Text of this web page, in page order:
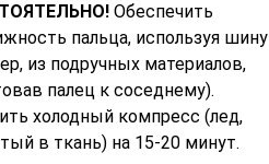
Обеспечить
пальца, используя шину
из подручных материалов,
палец к соседнему).
холодный компресс (лед,
в ткань) на 15-20 минут.